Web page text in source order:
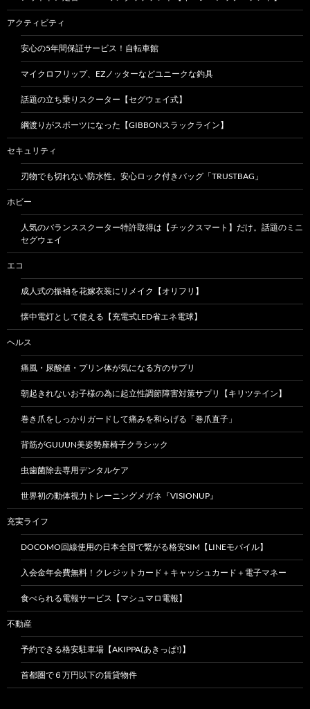
アクティビティ
安心の5年間保証サービス！自転車館
マイクロフリップ、EZノッターなどユニークな釣具
話題の立ち乗りスクーター【セグウェイ式】
綱渡りがスポーツになった【GIBBONスラックライン】
セキュリティ
刃物でも切れない防水性。安心ロック付きバッグ「TRUSTBAG」
ホビー
人気のバランススクーター特許取得は【チックスマート】だけ。話題のミニ
セグウェイ
エコ
成人式の振袖を花嫁衣装にリメイク【オリフリ】
懐中電灯として使える【充電式LED省エネ電球】
ヘルス
痛風・尿酸値・プリン体が気になる方のサプリ
朝起きれないお子様の為に起立性調節障害対策サプリ【キリツテイン】
巻き爪をしっかりガードして痛みを和らげる「巻爪直子」
背筋がGUUUN美姿勢座椅子クラシック
虫歯菌除去専用デンタルケア
世界初の動体視力トレーニングメガネ『VISIONUP』
充実ライフ
DOCOMO回線使用の日本全国で繋がる格安SIM【LINEモバイル】
入会金年会費無料！クレジットカード＋キャッシュカード＋電子マネー
食べられる電報サービス【マシュマロ電報】
不動産
予約できる格安駐車場【AKIPPA(あきっぱ!)】
首都圏で６万円以下の賃貸物件